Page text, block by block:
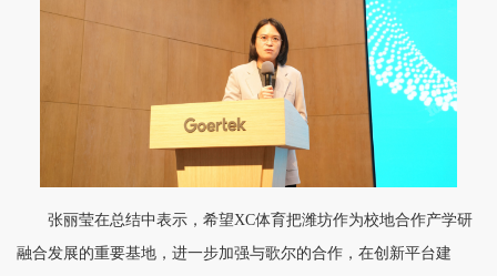
张丽莹在总结中表示，希望XC体育把潍坊作为校地合作产学研
融合发展的重要基地，进一步加强与歌尔的合作，在创新平台建